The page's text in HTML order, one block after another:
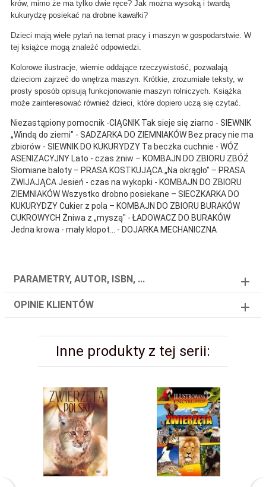
krów, mimo że ma tylko dwie ręce? Jak można wysoką i twardą
kukurydzę posiekać na drobne kawałki?
Dzieci mają wiele pytań na temat pracy i maszyn w gospodarstwie. W
tej książce mogą znaleźć odpowiedzi.
Kolorowe ilustracje, wiernie oddające rzeczywistość, pozwalają
dzieciom zajrzeć do wnętrza maszyn. Krótkie, zrozumiałe teksty, w
prosty sposób opisują funkcjonowanie maszyn rolniczych. Książka
może zainteresować również dzieci, które dopiero uczą się czytać.
Niezastąpiony pomocnik -CIĄGNIK Tak sieje się ziarno - SlEWNlK
„Windą do ziemi" - SADZARKA DO ZIEMNIAKÓW Bez pracy nie ma
zbiorów - SIEWNIK DO KUKURYDZY Ta beczka cuchnie - WÓZ
ASENIZACYJNY Lato - czas żniw – KOMBAJN DO ZBIORU ZBÓŹ
Słomiane baloty – PRASA KOSTKUJĄCA „Na okrągło" – PRASA
ZWIJAJĄCA Jesień - czas na wykopki - KOMBAJN DO ZBIORU
ZIEMNIAKÓW Wszystko drobno posiekane – SIECZKARKA DO
KUKURYDZY Cukier z pola – KOMBAJN DO ZBIORU BURAKÓW
CUKROWYCH Żniwa z „myszą" - ŁADOWACZ DO BURAKÓW
Jedna krowa - mały kłopot... - DOJARKA MECHANICZNA
PARAMETRY, AUTOR, ISBN, ...
OPINIE KLIENTÓW
Inne produkty z tej serii: